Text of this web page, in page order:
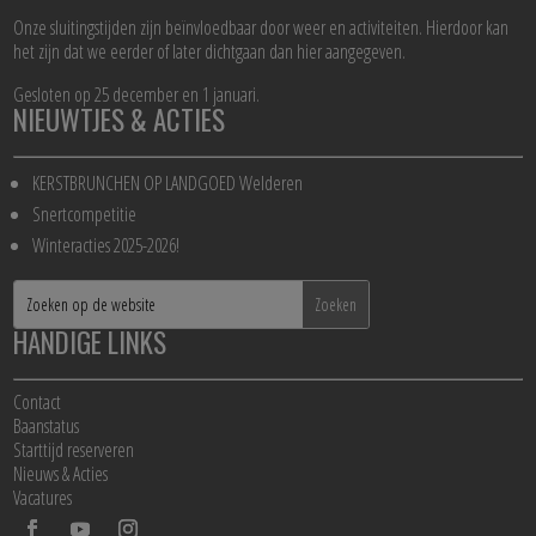
Onze sluitingstijden zijn beïnvloedbaar door weer en activiteiten. Hierdoor kan
het zijn dat we eerder of later dichtgaan dan hier aangegeven.
Gesloten op 25 december en 1 januari.
NIEUWTJES & ACTIES
KERSTBRUNCHEN OP LANDGOED Welderen
Snertcompetitie
Winteracties 2025-2026!
HANDIGE LINKS
Contact
Baanstatus
Starttijd reserveren
Nieuws & Acties
Vacatures